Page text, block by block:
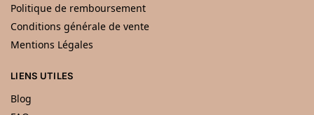
Politique de remboursement
Conditions générale de vente
Mentions Légales
LIENS UTILES
Blog